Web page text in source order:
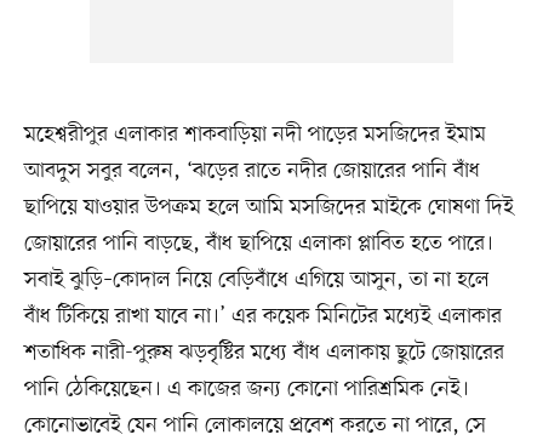
মহেশ্বরীপুর এলাকার শাকবাড়িয়া নদী পাড়ের মসজিদের ইমাম
আবদুস সবুর বলেন, ‘ঝড়ের রাতে নদীর জোয়ারের পানি বাঁধ
ছাপিয়ে যাওয়ার উপক্রম হলে আমি মসজিদের মাইকে ঘোষণা দিই
জোয়ারের পানি বাড়ছে, বাঁধ ছাপিয়ে এলাকা প্লাবিত হতে পারে।
সবাই ঝুড়ি–কোদাল নিয়ে বেড়িবাঁধে এগিয়ে আসুন, তা না হলে
বাঁধ টিকিয়ে রাখা যাবে না।’ এর কয়েক মিনিটের মধ্যেই এলাকার
শতাধিক নারী-পুরুষ ঝড়বৃষ্টির মধ্যে বাঁধ এলাকায় ছুটে জোয়ারের
পানি ঠেকিয়েছেন। এ কাজের জন্য কোনো পারিশ্রমিক নেই।
কোনোভাবেই যেন পানি লোকালয়ে প্রবেশ করতে না পারে, সে